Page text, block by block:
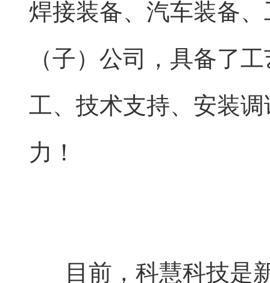
焊接装备、汽车装备
（子）公司，具备了
工、技术支持、安装
力！
目前，科慧科技是